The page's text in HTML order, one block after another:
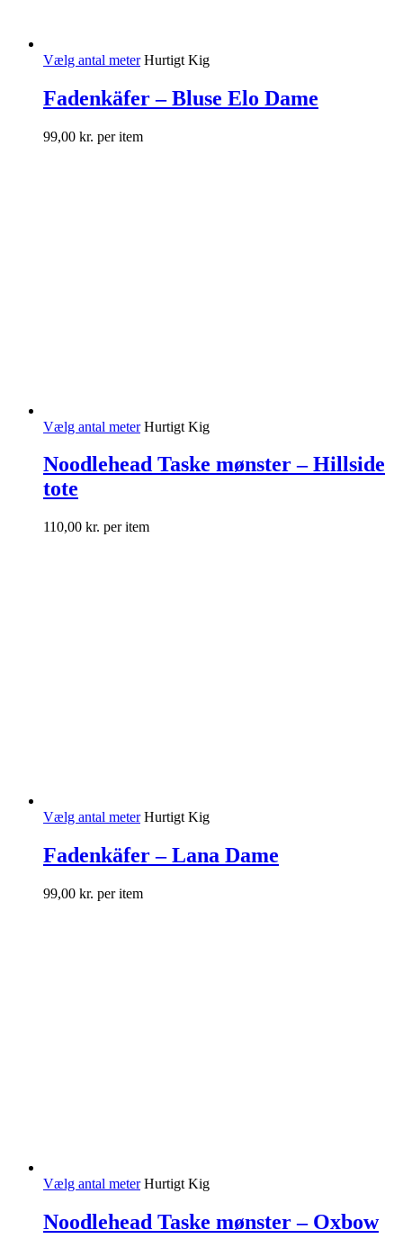
Vælg antal meter Hurtigt Kig
Fadenkäfer – Bluse Elo Dame
99,00 kr. per item
Vælg antal meter Hurtigt Kig
Noodlehead Taske mønster – Hillside
tote
110,00 kr. per item
Vælg antal meter Hurtigt Kig
Fadenkäfer – Lana Dame
99,00 kr. per item
Vælg antal meter Hurtigt Kig
Noodlehead Taske mønster – Oxbow